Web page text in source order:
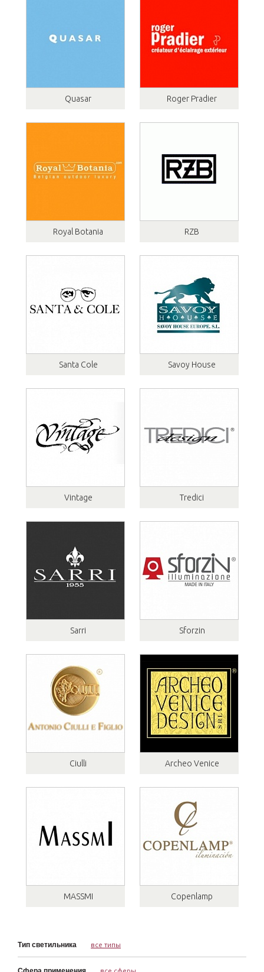
Quasar Roger Pradier
Royal Botania RZB
Santa Cole Savoy House
Vintage Tredici
Sarri Sforzin
Ciulli Archeo Venice
MASSMI Copenlamp
Тип светильника все типы